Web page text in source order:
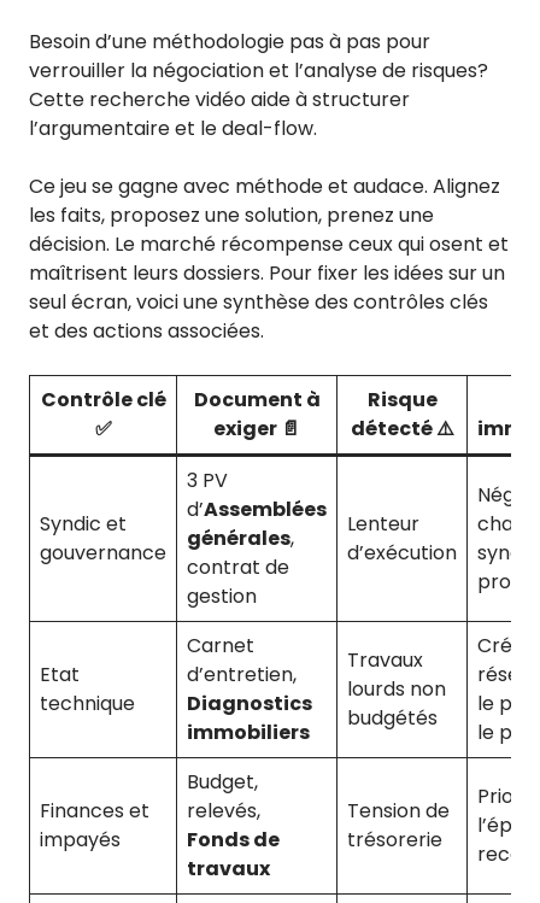
Besoin d’une méthodologie pas à pas pour
verrouiller la négociation et l’analyse de risques?
Cette recherche vidéo aide à structurer
l’argumentaire et le deal-flow.
Ce jeu se gagne avec méthode et audace. Alignez
les faits, proposez une solution, prenez une
décision. Le marché récompense ceux qui osent et
maîtrisent leurs dossiers. Pour fixer les idées sur un
seul écran, voici une synthèse des contrôles clés
et des actions associées.
Contrôle clé
✅
Document à
exiger 📄
Risque
détecté ⚠️
Syndic et
gouvernance
3 PV
d’Assemblées
générales,
contrat de
gestion
Lenteur
d’exécution
Etat
technique
Carnet
d’entretien,
Diagnostics
immobiliers
Travaux
lourds non
budgétés
Créer
le
le
Finances et
impayés
Budget,
relevés,
Fonds de
travaux
Tension de
trésorerie